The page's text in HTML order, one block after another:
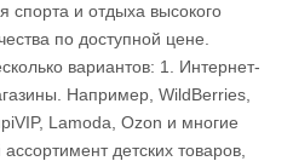
и
отдыха
качества,
по
доступной
цене?
спорта и отдыха высокого
по доступной цене.
вариантов: 1. Интернет-
Например, WildBerries,
Lamoda, Ozon и многие
детских товаров,